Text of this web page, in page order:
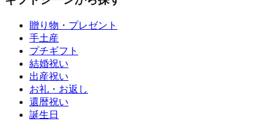
贈り物・プレゼント
手土産
プチギフト
結婚祝い
出産祝い
お礼・お返し
還暦祝い
誕生日